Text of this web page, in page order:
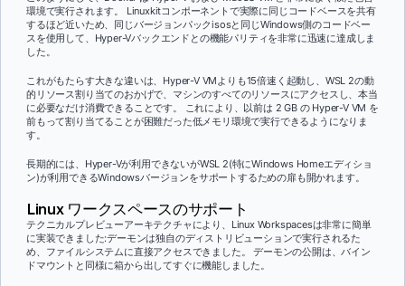
環境で実行されます。 Linuxkitコンポーネントで実際に同じコードベースを共有
するほど近いため、同じバージョンパックisosと同じWindows側のコードベー
スを使用して、Hyper-Vバックエンドとの機能パリティを非常に迅速に達成しま
した。
これがもたらす大きな違いは、Hyper-V VMよりも15倍速く起動し、WSL 2の動
的リソース割り当てのおかげで、マシンのすべてのリソースにアクセスし、本当
に必要なだけ消費できることです。 これにより、以前は 2 GB の Hyper-V VM を
前もって割り当てることが困難だった低メモリ環境で実行できるようになりま
す。
長期的には、Hyper-Vが利用できないがWSL 2(特にWindows Homeエディショ
ン)が利用できるWindowsバージョンをサポートするための扉も開かれます。
Linux ワークスペースのサポート
テクニカルプレビューアーキテクチャにより、Linux Workspacesは非常に簡単
に実装できました:デーモンは独自のディストリビューションで実行されるた
め、ファイルシステムに直接アクセスできました。 デーモンの公開は、バイン
ドマウントと同様に箱から出してすぐに機能しました。